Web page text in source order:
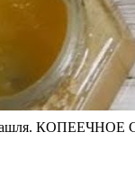
КОПЕЕЧНОЕ